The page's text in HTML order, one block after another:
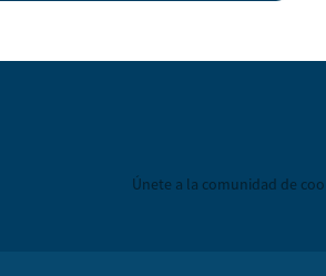
Únete a la comunidad de